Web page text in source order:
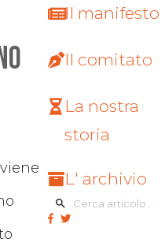
Il manifesto
Il comitato
La nostra
storia
L' archivio